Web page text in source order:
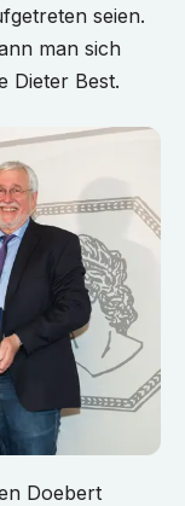
seien.
man sich
Dieter Best.
Doebert